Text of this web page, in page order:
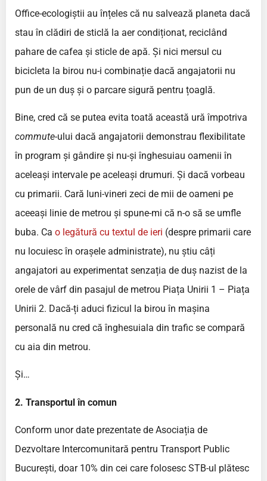
Office-ecologiștii au înțeles că nu salvează planeta dacă
stau în clădiri de sticlă la aer condiționat, reciclând
pahare de cafea și sticle de apă. Și nici mersul cu
bicicleta la birou nu-i combinație dacă angajatorii nu
pun de un duș și o parcare sigură pentru țoaglă.
Bine, cred că se putea evita toată această ură împotriva
commute­-ului dacă angajatorii demonstrau flexibilitate
în program și gândire și nu-și înghesuiau oamenii în
aceleași intervale pe aceleași drumuri. Și dacă vorbeau
cu primarii. Cară luni-vineri zeci de mii de oameni pe
aceeași linie de metrou și spune-mi că n-o să se umfle
buba. Ca o legătură cu textul de ieri (despre primarii care
nu locuiesc în orașele administrate), nu știu câți
angajatori au experimentat senzația de duș nazist de la
orele de vârf din pasajul de metrou Piața Unirii 1 – Piața
Unirii 2. Dacă-ți aduci fizicul la birou în mașina
personală nu cred că înghesuiala din trafic se compară
cu aia din metrou.
Și…
2. Transportul în comun
Conform unor date prezentate de Asociația de
Dezvoltare Intercomunitară pentru Transport Public
București, doar 10% din cei care folosesc STB-ul plătesc